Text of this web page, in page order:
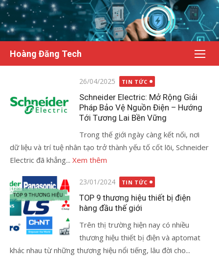
Chuyển
nội
dung
Hoàng Đăng Tech
Đăng
vào
26/04/2025 TIN TỨC
Schneider Electric: Mở Rộng Giải
Pháp Bảo Vệ Nguồn Điện – Hướng
Tới Tương Lai Bền Vững
Trong thế giới ngày càng kết nối, nơi
dữ liệu và trí tuệ nhân tạo trở thành yếu tố cốt lõi, Schneider
Electric đã khẳng... Xem thêm
Đăng
vào
23/01/2024 TIN TỨC
TOP 9 thương hiệu thiết bị điện
hàng đầu thế giới
Trên thị trường hiện nay có nhiều
thương hiệu thiết bị điện và aptomat
khác nhau từ những thương hiệu nổi tiếng, lâu đời cho...